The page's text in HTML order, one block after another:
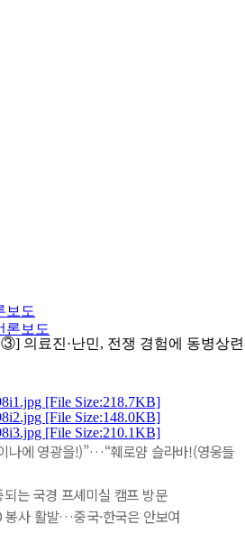
보도
론보도
의료진·난민, 전쟁 경험에 동병상련
[File Size:218.7KB]
[File Size:148.0KB]
[File Size:210.1KB]
나에 영광을!)”…“훼로얌 슬라바!(영웅들
는 국경 프셰미실 캠프 방문
사 활발…중국·한국은 안보여